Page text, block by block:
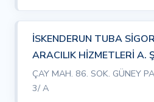
İSKENDERUN TUBA
ARACILIK HİZMETLERİ A.
ÇAY MAH. 86. SOK. GÜNEY
3/ A